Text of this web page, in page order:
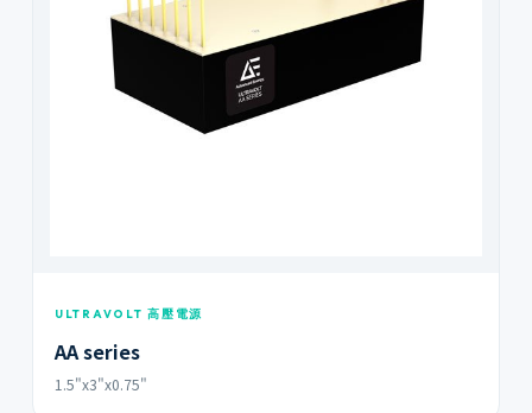
ULTRAVOLT 高壓電源
AA series
1.5"x3"x0.75"